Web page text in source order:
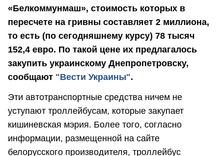
«Белкоммунмаш», стоимость которых в
пересчете на гривны составляет 2 миллиона,
то есть (по сегодняшнему курсу) 78 тысяч
152,4 евро. По такой цене их предлагалось
закупить украинскому Днепропетровску,
сообщают "Вести Украины".
Эти автотранспортные средства ничем не
уступают троллейбусам, которые закупает
кишиневская мэрия. Более того, согласно
информации, размещенной на сайте
белорусского производителя, троллейбус